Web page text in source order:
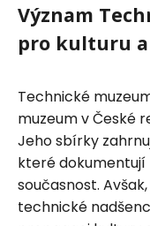
Význam
pro kulturu
Technické
muzeum v České
Jeho sbírky
které
současnost.
technické